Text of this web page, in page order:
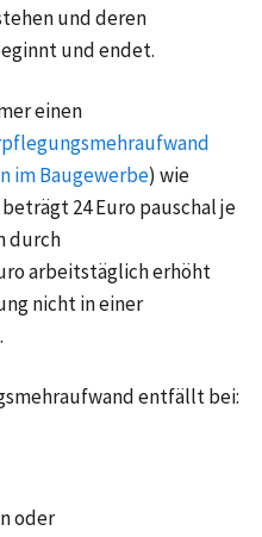
und deren
und endet.
einen
im Baugewerbe) wie
beträgt 24 Euro pauschal je
durch
arbeitstäglich erhöht
nicht in einer
entfällt bei:
oder